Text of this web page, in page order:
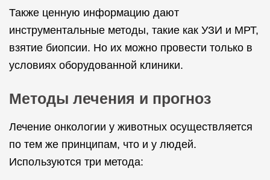
Также ценную информацию дают
инструментальные методы, такие как УЗИ и МРТ,
взятие биопсии. Но их можно провести только в
условиях оборудованной клиники.
Методы лечения и прогноз
Лечение онкологии у животных осуществляется
по тем же принципам, что и у людей.
Используются три метода: